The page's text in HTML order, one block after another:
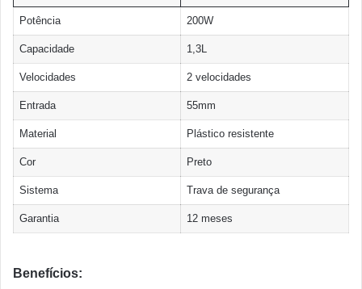
Potência 200W
Capacidade 1,3L
Velocidades 2 velocidades
Entrada 55mm
Material Plástico resistente
Cor Preto
Sistema Trava de segurança
Garantia 12 meses
Benefícios: